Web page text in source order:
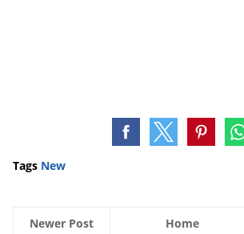
Tags New
Newer Post Home